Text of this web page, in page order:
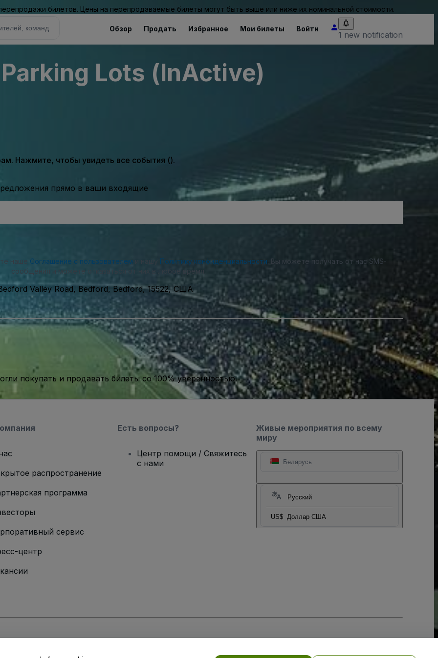
билетов. Цены на перепродаваемые билеты могут быть выше или ниже их номинальной стоимости.
Обзор Продать Избранное Мои билеты Войти
1 new notification
Lots (InActive)
Нажмите, чтобы увидеть все события ().
прямо в ваши входящие
наше Соглашение с пользователем Политику конфиденциальности . Вы можете получать от нас SMS-
сообщения и можете отказаться от них в любое время.
Valley Road, Bedford, Bedford, 15522, США
покупать и продавать билеты со 100% уверенностью.
Живые мероприятия по всему
миру
Беларусь
Русский
US$ Доллар США
распространение
программа
сервис
центр
Есть вопросы?
Центр помощи / Свяжитесь
с нами